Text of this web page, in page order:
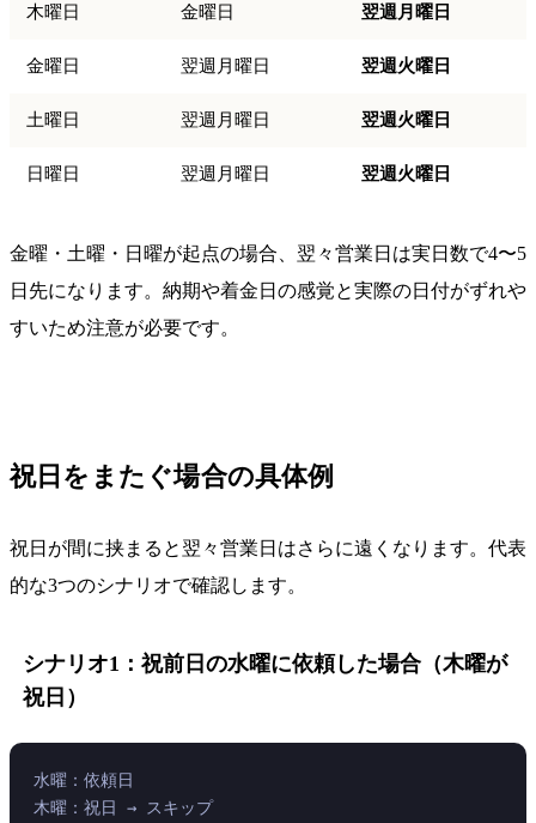
木曜日 金曜日 翌週月曜日
金曜日 翌週月曜日 翌週火曜日
土曜日 翌週月曜日 翌週火曜日
日曜日 翌週月曜日 翌週火曜日
金曜・土曜・日曜が起点の場合、翌々営業日は実日数で4〜5
日先になります。納期や着金日の感覚と実際の日付がずれや
すいため注意が必要です。
祝日をまたぐ場合の具体例
祝日が間に挟まると翌々営業日はさらに遠くなります。代表
的な3つのシナリオで確認します。
シナリオ1：祝前日の水曜に依頼した場合（木曜が
祝日）
水曜：依頼日
木曜：祝日 → スキップ